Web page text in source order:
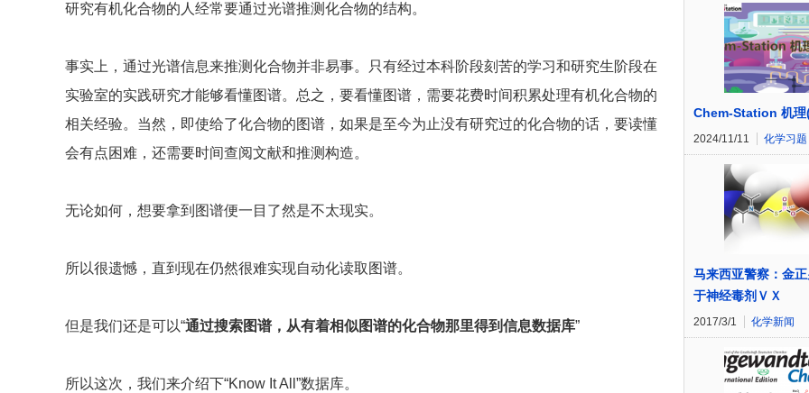
研究有机化合物的人经常要通过光谱推测化合物的结构。
事实上，通过光谱信息来推测化合物并非易事。只有经过本科阶段刻苦的学习和研究生阶段在
实验室的实践研究才能够看懂图谱。总之，要看懂图谱，需要花费时间积累处理有机化合物的
相关经验。当然，即使给了化合物的图谱，如果是至今为止没有研究过的化合物的话，要读懂
会有点困难，还需要时间查阅文献和推测构造。
无论如何，想要拿到图谱便一目了然是不太现实。
所以很遗憾，直到现在仍然很难实现自动化读取图谱。
但是我们还是可以“通过搜索图谱，从有着相似图谱的化合物那里得到信息数据库”
所以这次，我们来介绍下“Know It All”数据库。
Chem-Station 机理
2024/11/11 化学习题
马来西亚警察：金
于神经毒剂ＶＸ
2017/3/1 化学新闻